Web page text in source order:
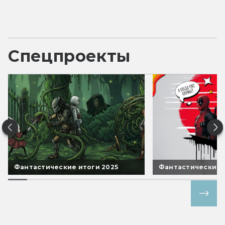
Спецпроекты
Фантастические итоги 2025 Фантастические